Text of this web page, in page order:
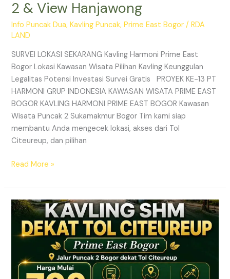
2 & View Hanjawong
Info Puncak Dua,Kavling Puncak,Prime East Bogor /RDA
LAND
SURVEI LOKASI SEKARANG Kavling Harmoni Prime East
Bogor Lokasi Kawasan Wisata Pilihan Kavling Keunggulan
Legalitas Potensi Investasi Survei Gratis PROYEK KE-13 PT
HARMONI GRUP INDONESIA KAWASAN WISATA PRIME EAST
BOGOR KAVLING HARMONI PRIME EAST BOGOR Kawasan
Wisata Puncak 2 Sukamakmur Bogor Tim kami siap
membantu Anda mengecek lokasi, akses dari Tol
Citeureup, dan pilihan
Read More »
KAVLING
HARMONI
PRIME
EAST